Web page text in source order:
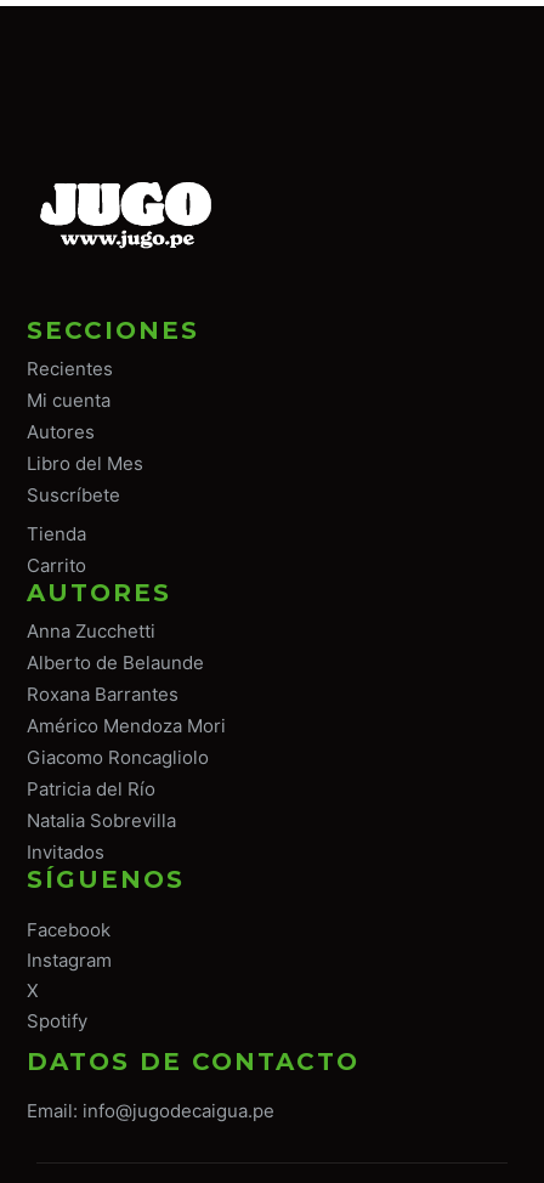
SECCIONES
Recientes
Mi cuenta
Autores
Libro del Mes
Suscríbete
Tienda
Carrito
AUTORES
Anna Zucchetti
Alberto de Belaunde
Roxana Barrantes
Américo Mendoza Mori
Giacomo Roncagliolo
Patricia del Río
Natalia Sobrevilla
Invitados
SÍGUENOS
Facebook
Instagram
X
Spotify
DATOS DE CONTACTO
Email: info@jugodecaigua.pe